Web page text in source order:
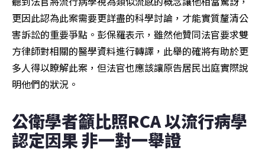
更因此認為此案需要更詳盡的科學討論，才能實質釐清公
害訴訟的重要爭點。彭保羅表示，雖然他贊同法官要求雙
方律師對相關的醫學資料進行轉譯，此舉的確將有助於更
多人得以瞭解此案，但法官也應該讓原告居民出庭實際說
明他們的狀況。
公衛學者籲比照RCA 以流行病學
認定因果 非一對一舉證